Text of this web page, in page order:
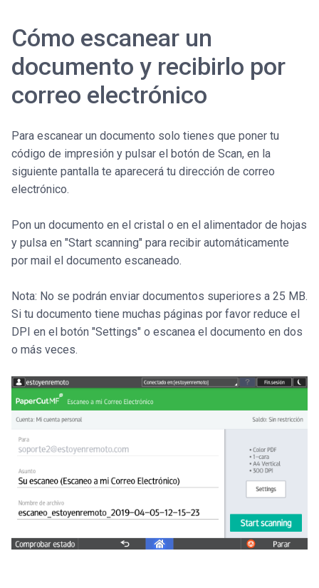
Cómo escanear un
documento y recibirlo por
correo electrónico
Para escanear un documento solo tienes que poner tu
código de impresión y pulsar el botón de Scan, en la
siguiente pantalla te aparecerá tu dirección de correo
electrónico.
Pon un documento en el cristal o en el alimentador de hojas
y pulsa en "Start scanning" para recibir automáticamente
por mail el documento escaneado.
Nota: No se podrán enviar documentos superiores a 25 MB.
Si tu documento tiene muchas páginas por favor reduce el
DPI en el botón "Settings" o escanea el documento en dos
o más veces.